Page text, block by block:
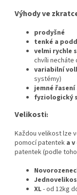
Výhody ve
prodyšné
tenké a
velmi rychle
chvíli necháte
variabilní
systémy)
jemné
fyziologický
Velikosti:
Každou velikost lze
pomocí patentek a
patentek (podle
XL- od 12kg